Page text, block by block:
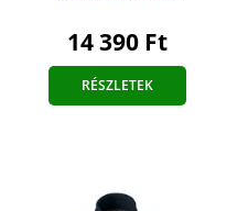
14 390 Ft
RÉSZLETEK